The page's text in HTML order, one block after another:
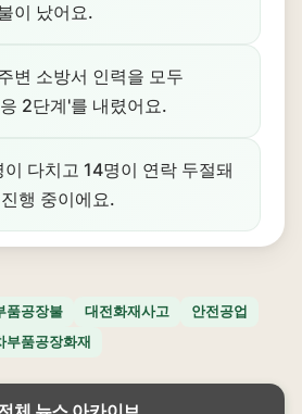
이 났어요.
변 소방서 인력을 모두
2단계'를 내렸어요.
다치고 14명이 연락 두절돼
행 중이에요.
품공장불 대전화재사고
안전공업
부품공장화재